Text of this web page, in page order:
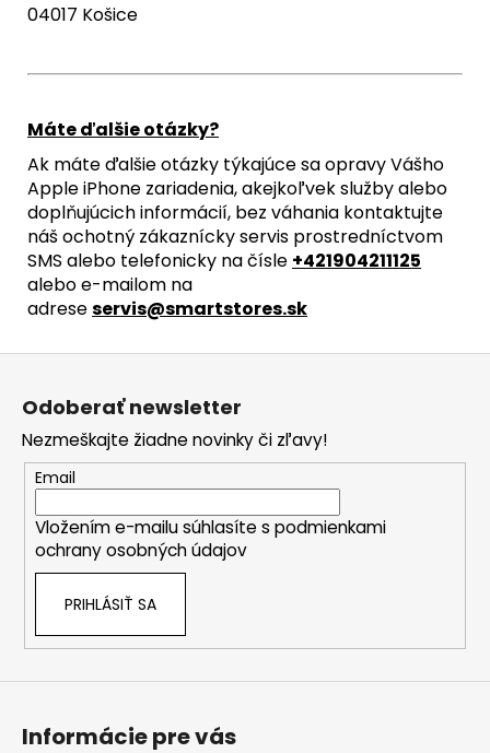
04017 Košice
Máte ďalšie otázky?
Ak máte ďalšie otázky týkajúce sa opravy Vášho
Apple iPhone zariadenia, akejkoľvek služby alebo
doplňujúcich informácií, bez váhania kontaktujte
náš ochotný zákaznícky servis prostredníctvom
SMS alebo telefonicky na čísle +421904211125
alebo e-mailom na
adreseservis@smartstores.sk
Z
Odoberať newsletter
Nezmeškajte žiadne novinky či zľavy!
Email
Vložením e-mailu súhlasíte s podmienkami
ochrany osobných údajov
PRIHLÁSIŤ SA
Informácie pre vás